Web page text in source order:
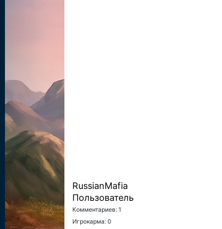
RussianMafia
Пользователь
Комментариев: 1
Игрокарма: 0